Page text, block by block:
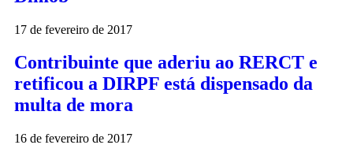
17 de fevereiro de 2017
Contribuinte que aderiu ao RERCT e
retificou a DIRPF está dispensado da
multa de mora
16 de fevereiro de 2017